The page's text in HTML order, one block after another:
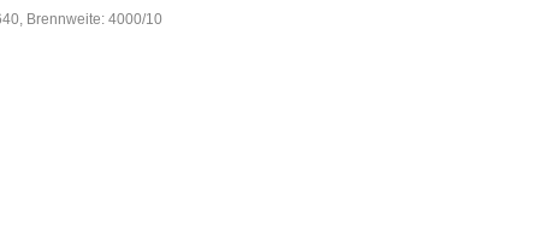
Brennweite: 4000/10